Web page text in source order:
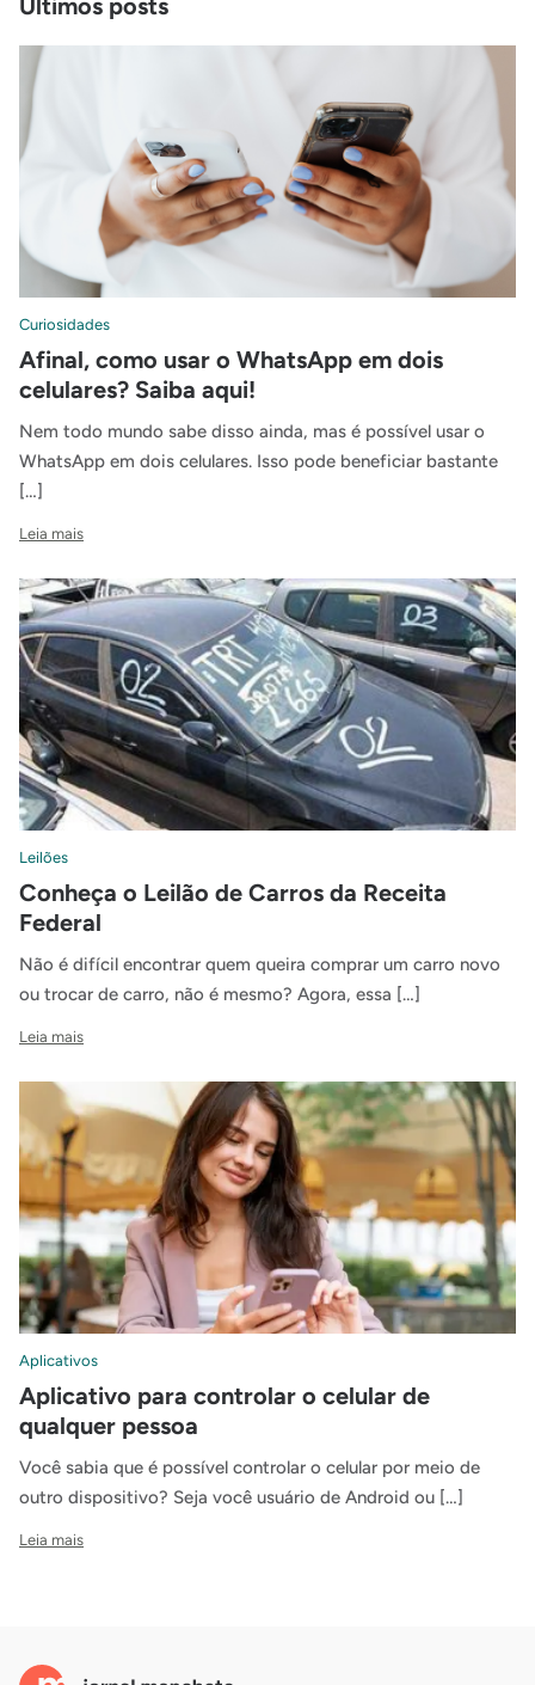
Últimos posts
Curiosidades
Afinal, como usar o WhatsApp em dois
celulares? Saiba aqui!
Nem todo mundo sabe disso ainda, mas é possível usar o
WhatsApp em dois celulares. Isso pode beneficiar bastante
[…]
Leia mais
Leilões
Conheça o Leilão de Carros da Receita
Federal
Não é difícil encontrar quem queira comprar um carro novo
ou trocar de carro, não é mesmo? Agora, essa […]
Leia mais
Aplicativos
Aplicativo para controlar o celular de
qualquer pessoa
Você sabia que é possível controlar o celular por meio de
outro dispositivo? Seja você usuário de Android ou […]
Leia mais